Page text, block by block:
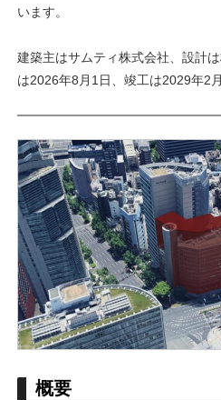
います。
建築主はサムティ株式会社、設計
は2026年8月1日、竣工は2029年2
概要